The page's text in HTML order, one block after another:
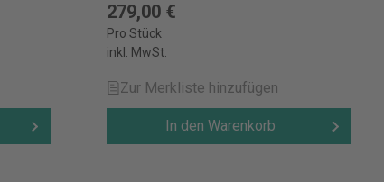
279,00 €
Pro Stück
inkl. MwSt.
Zur Merkliste hinzufügen
In den Warenkorb